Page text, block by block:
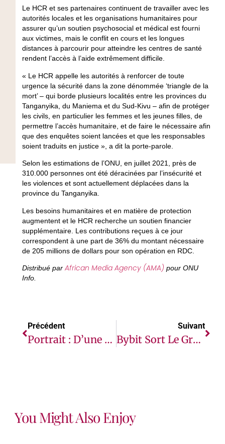
Le HCR et ses partenaires continuent de travailler avec les
autorités locales et les organisations humanitaires pour
assurer qu’un soutien psychosocial et médical est fourni
aux victimes, mais le conflit en cours et les longues
distances à parcourir pour atteindre les centres de santé
rendent l’accès à l’aide extrêmement difficile.
« Le HCR appelle les autorités à renforcer de toute
urgence la sécurité dans la zone dénommée ‘triangle de la
mort’ – qui borde plusieurs localités entre les provinces du
Tanganyika, du Maniema et du Sud-Kivu – afin de protéger
les civils, en particulier les femmes et les jeunes filles, de
permettre l’accès humanitaire, et de faire le nécessaire afin
que des enquêtes soient lancées et que les responsables
soient traduits en justice », a dit la porte-parole.
Selon les estimations de l’ONU, en juillet 2021, près de
310.000 personnes ont été déracinées par l’insécurité et
les violences et sont actuellement déplacées dans la
province du Tanganyika.
Les besoins humanitaires et en matière de protection
augmentent et le HCR recherche un soutien financier
supplémentaire. Les contributions reçues à ce jour
correspondent à une part de 36% du montant nécessaire
de 205 millions de dollars pour son opération en RDC.
Distribué par African Media Agency (AMA) pour ONU
Info.
Précédent
Portrait : D’une Vie De Violence À Une Culture De La Paix
Suivant
Bybit Sort Le Grand Jeu : Cagnotte Record De 7,5 Millions De Dollars Pour La Compétition « World Series Of Trading » (WSOT) 2021
You Might Also Enjoy